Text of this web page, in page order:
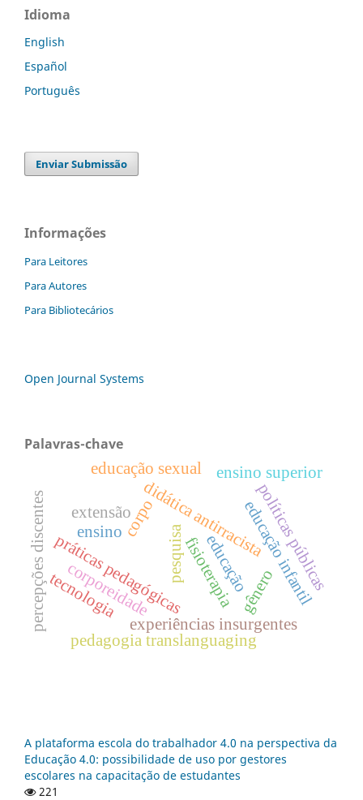
Idioma
English
Español
Português
Enviar Submissão
Informações
Para Leitores
Para Autores
Para Bibliotecários
Open Journal Systems
Palavras-chave
educação
corpo
ensino pesquisa
extensão
práticas pedagógicas
didática antirracista
experiências insurgentes
educação infantil
percepções discentes políticas públicas
ensino superior
fisioterapia
pedagogia translanguaging
educação sexual
gênero
corporeidade
tecnologia
A plataforma escola do trabalhador 4.0 na perspectiva da
Educação 4.0: possibilidade de uso por gestores
escolares na capacitação de estudantes
221